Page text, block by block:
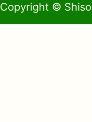
Copyright ©